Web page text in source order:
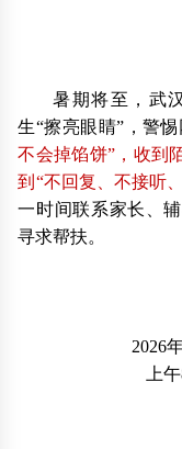
暑期将至，武
生“擦亮眼睛”，警
不会掉馅饼”，收到
到“不回复、不接听
一时间联系家长、
寻求帮扶。
2026
上